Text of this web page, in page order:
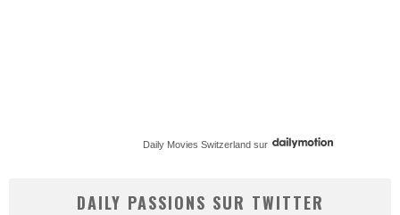
Daily Movies Switzerland sur
DAILY PASSIONS SUR TWITTER